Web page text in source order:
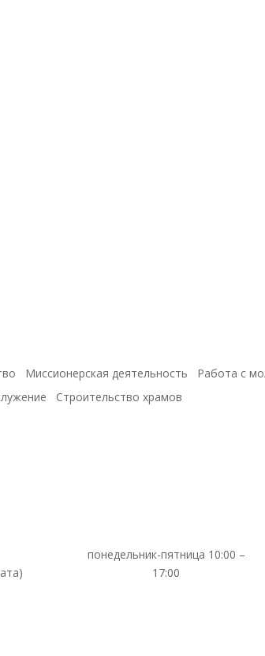
Миссионерская деятельность Работа с
Строительство храмов
понедельник-пятница 10:00 –
17:00